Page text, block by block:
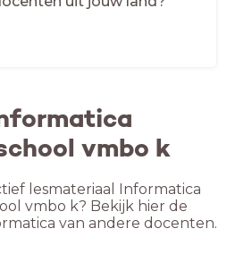
vmbo k
lesmateriaal Informatica
vmbo k? Bekijk hier de
van andere docenten.